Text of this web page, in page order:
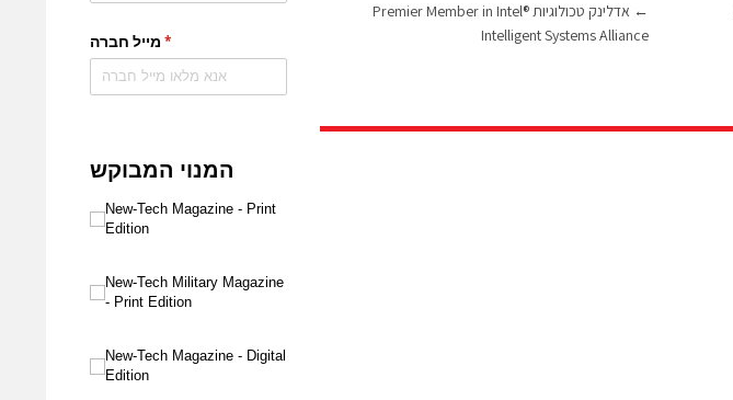
←
אדלינק טכולוגיות Premier Member in Intel®
Intelligent Systems Alliance